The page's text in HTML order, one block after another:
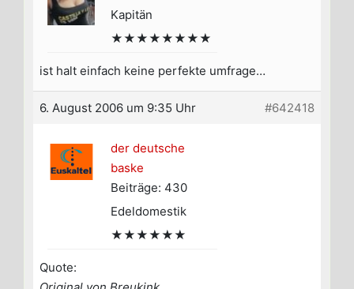
Kapitän
★★★★★★★★
ist halt einfach keine perfekte umfrage…
6. August 2006 um 9:35 Uhr #642418
der deutsche
baske
Beiträge: 430
Edeldomestik
★★★★★★
Quote: